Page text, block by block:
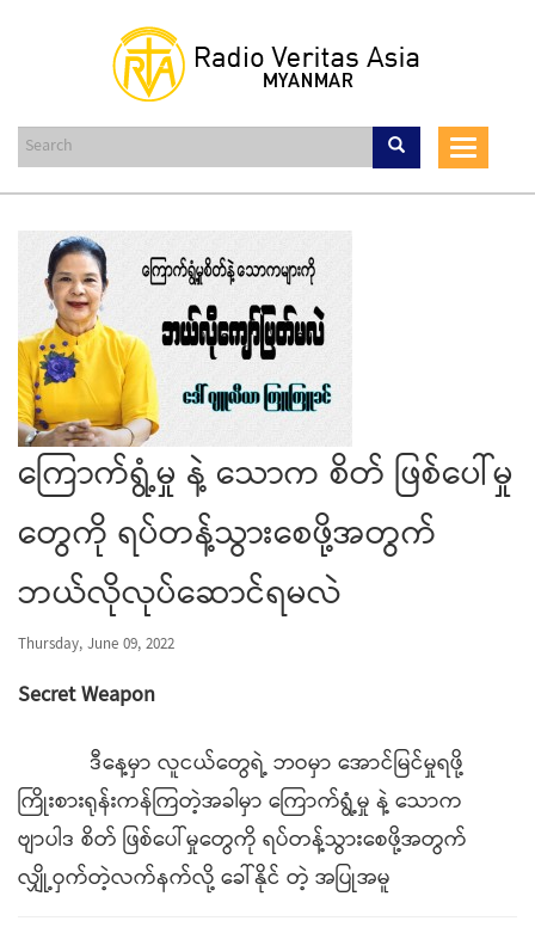
content
Toggle
ကြောက်ရွံ့မှု နဲ့ သောက စိတ် ဖြစ်ပေါ်မှု
တွေကို ရပ်တန့်သွားစေဖို့အတွက်
ဘယ်လိုလုပ်ဆောင်ရမလဲ
Thursday, June 09, 2022
Secret Weapon
ဒီနေ့မှာ လူငယ်တွေရဲ့ ဘဝမှာ အောင်မြင်မှုရဖို့
ကြိုးစားရုန်းကန်ကြတဲ့အခါမှာ ကြောက်ရွံ့မှု နဲ့ သောက
ဗျာပါဒ စိတ် ဖြစ်ပေါ်မှုတွေကို ရပ်တန့်သွားစေဖို့အတွက်
လျှို့ဝှက်တဲ့လက်နက်လို့ ခေါ်နိုင် တဲ့ အပြုအမူ